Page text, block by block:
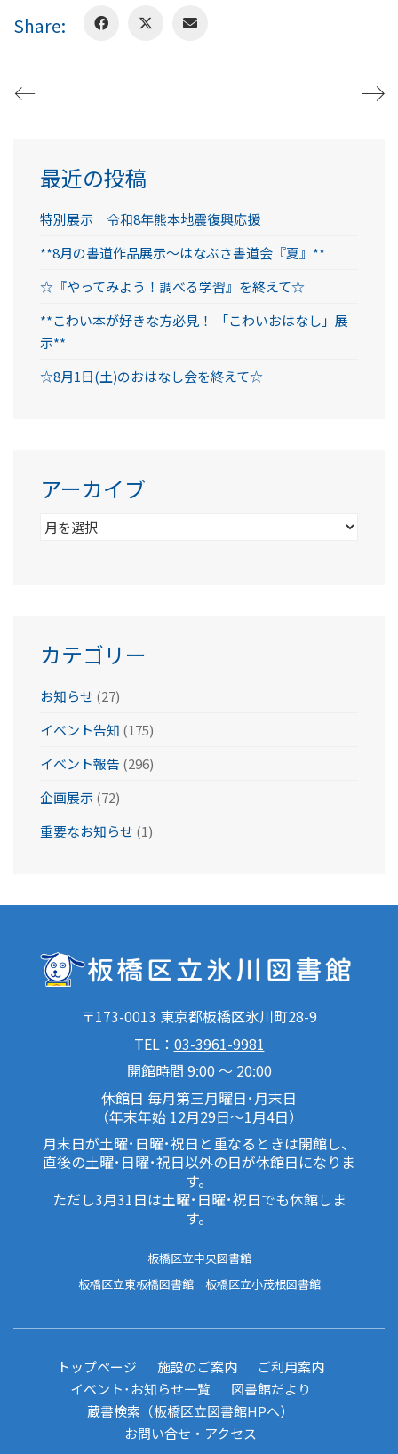
Share:
最近の投稿
特別展示 令和8年熊本地震復興応援
**8月の書道作品展示～はなぶさ書道会『夏』**
☆『やってみよう！調べる学習』を終えて☆
**こわい本が好きな方必見！ 「こわいおはなし」展
示**
☆8月1日(土)のおはなし会を終えて☆
アーカイブ
ア
カテゴリー
お知らせ (27)
イベント告知 (175)
イベント報告 (296)
企画展示(72)
重要なお知らせ (1)
〒173-0013 東京都板橋区氷川町28-9
TEL： 03-3961-9981
開館時間 9:00 ～ 20:00
休館日 毎月第三月曜日･月末日
（年末年始 12月29日～1月4日）
月末日が土曜･日曜･祝日と重なるときは開館し、
直後の土曜･日曜･祝日以外の日が休館日になりま
す。
ただし3月31日は土曜･日曜･祝日でも休館しま
す。
板橋区立中央図書館
板橋区立東板橋図書館
板橋区立小茂根図書館
トップページ 施設のご案内
ご利用案内
イベント･お知らせ一覧
図書館だより
蔵書検索（板橋区立図書館HPへ）
お問い合せ・アクセス